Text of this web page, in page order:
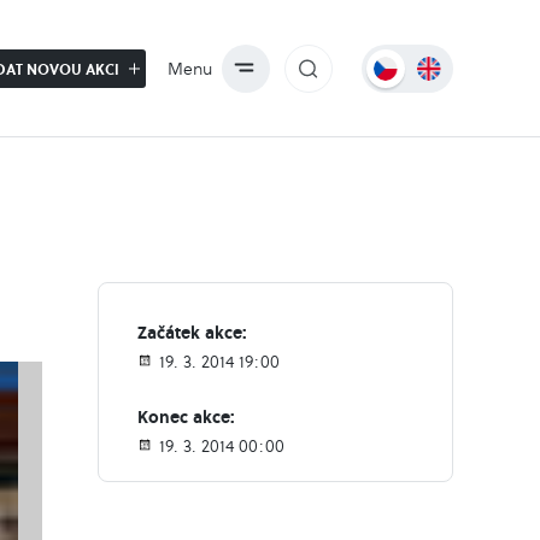
NOVOU AKCI Menu
Začátek akce:
19. 3. 2014 19:00
Konec akce:
19. 3. 2014 00:00